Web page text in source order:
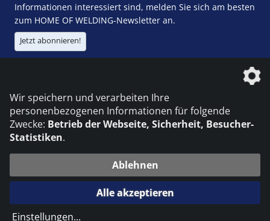
Informationen interessiert sind, melden Sie sich am besten
zum HOME OF WELDING-Newsletter an.
Jetzt abonnieren!
Die DVS Media GmbH ist ein Unternehmen der
© 2026 DVS Media GmbH
Datenschutzeinstellungen
die profilschmiede - Internetagentur
Wir speichern und verarbeiten Ihre
personenbezogenen Informationen für folgende
Zwecke: Betrieb der Webseite, Sicherheit, Besucher-
Statistiken.
Ablehnen
Alle akzeptieren
Einstellungen...